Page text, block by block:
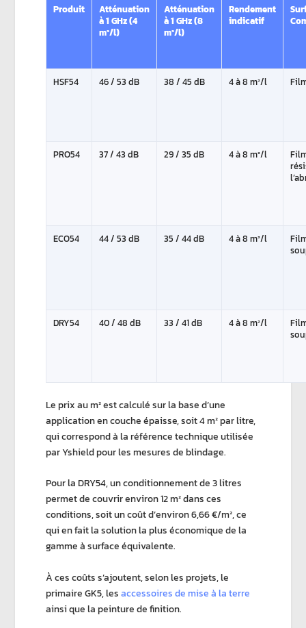
Produit
Atténuation
à 1 GHz (4
m²/l)
Atténuation
à 1 GHz (8
m²/l)
Rendement
indicatif
HSF54 46 / 53 dB 38 / 45 dB 4 à 8 m²/l
PRO54 37 / 43 dB 29 / 35 dB 4 à 8 m²/l
ECO54 44 / 53 dB 35 / 44 dB 4 à 8 m²/l
DRY54 40 / 48 dB 33 / 41 dB 4 à 8 m²/l
Le prix au m² est calculé sur la base d’une
application en couche épaisse, soit 4 m² par litre,
qui correspond à la référence technique utilisée
par Yshield pour les mesures de blindage.
Pour la DRY54, un conditionnement de 3 litres
permet de couvrir environ 12 m² dans ces
conditions, soit un coût d’environ 6,66 €/m², ce
qui en fait la solution la plus économique de la
gamme à surface équivalente.
À ces coûts s’ajoutent, selon les projets, le
primaire GK5, lesaccessoires de mise à la terre
ainsi que la peinture de finition.